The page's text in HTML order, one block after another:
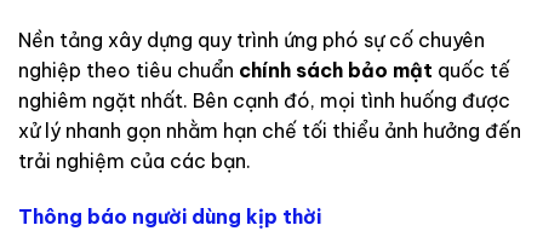
Nền tảng xây dựng quy trình ứng phó sự cố chuyên
nghiệp theo tiêu chuẩn chính sách bảo mật quốc tế
nghiêm ngặt nhất. Bên cạnh đó, mọi tình huống được
xử lý nhanh gọn nhằm hạn chế tối thiểu ảnh hưởng đến
trải nghiệm của các bạn.
Thông báo người dùng kịp thời